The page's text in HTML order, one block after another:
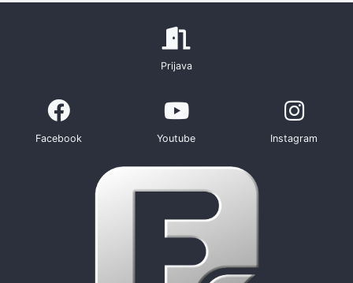
Prijava
Facebook Youtube Instagram